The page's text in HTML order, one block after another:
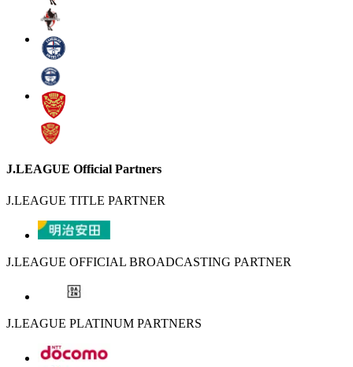
J.LEAGUE Official Partners
J.LEAGUE TITLE PARTNER
J.LEAGUE OFFICIAL BROADCASTING PARTNER
J.LEAGUE PLATINUM PARTNERS